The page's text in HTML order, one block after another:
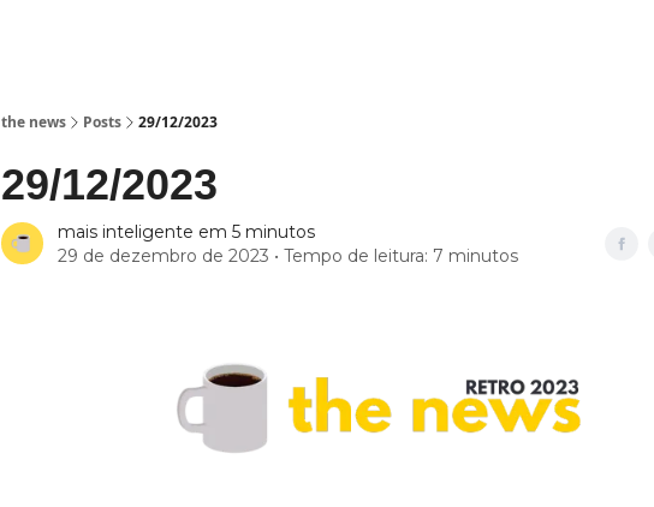
the news Posts 29/12/2023
29/12/2023
mais inteligente em 5 minutos
29 de dezembro de 2023 • Tempo de leitura: 7 minutos